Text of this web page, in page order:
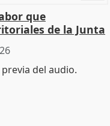
que
de la Junta